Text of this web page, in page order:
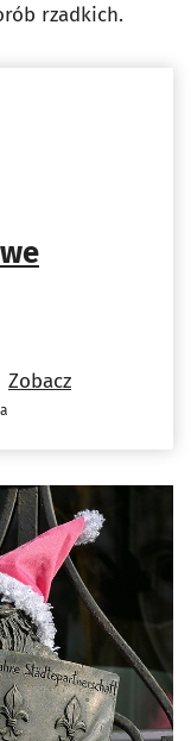
rzadkich.
Zobacz